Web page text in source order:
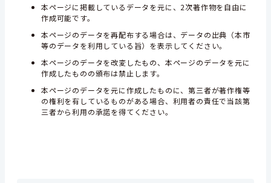
本ページに掲載しているデータを元に、2次著作物を自由に
作成可能です。
本ページのデータを再配布する場合は、データの出典（本市
等のデータを利用している旨）を表示してください。
本ページのデータを改変したもの、本ページのデータを元に
作成したものの頒布は禁止します。
本ページのデータを元に作成したものに、第三者が著作権等
の権利を有しているものがある場合、利用者の責任で当該第
三者から利用の承諾を得てください。